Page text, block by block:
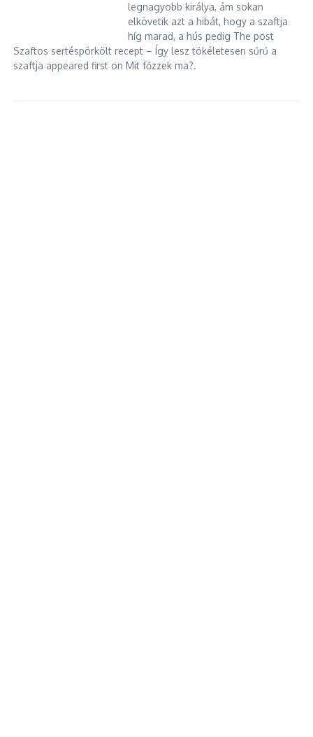
Koszos, fertőző és az alapvető
higiéniai szabályok sem voltak
3I/ATLAS – A csillagközi látogató,
legnagyobb királya, ám sokan
elkövetik azt a hibát, hogy a szaftja
híg marad, a hús pedig The post
Szaftos sertéspörkölt recept – Így lesz tökéletesen sűrű a
szaftja appeared first on Mit főzzek ma?.